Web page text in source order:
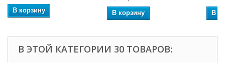
В корзину В корзину В
В ЭТОЙ КАТЕГОРИИ 30 ТОВАРОВ: